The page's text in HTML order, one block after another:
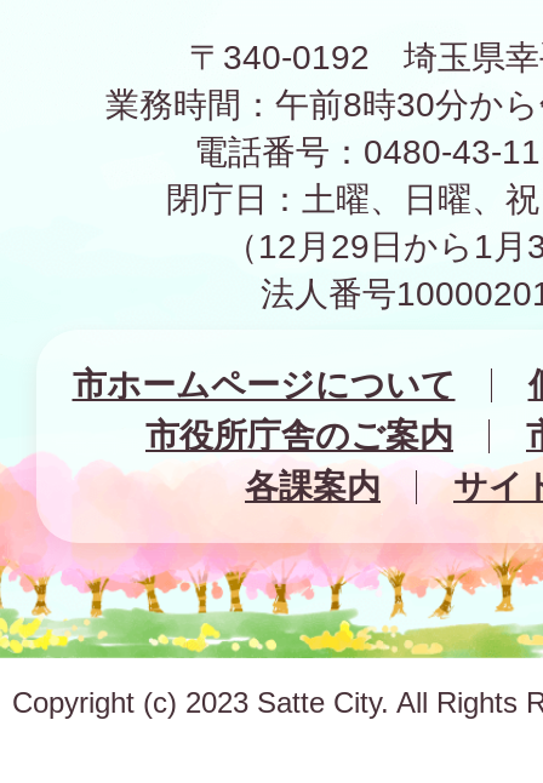
〒340-0192 埼玉県幸
業務時間：午前8時30分か
電話番号：0480-43-
閉庁日：土曜、日曜、
（12月29日から1
法人番号
市ホームページについて
市役所庁舎のご案内
各課案内
サイ
Copyright (c) 2023 Satte City. All Rights